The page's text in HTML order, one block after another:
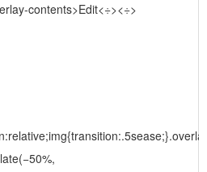
contents>Edit<÷><÷>